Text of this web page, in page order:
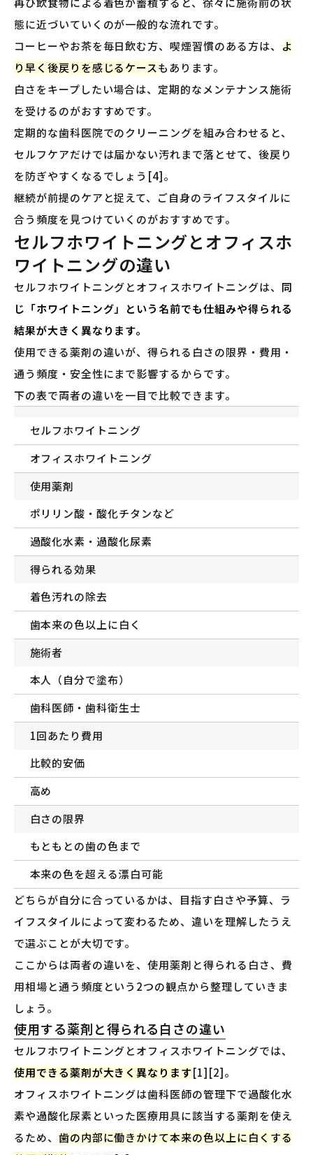
態に近づいていくのが一般的な流れです。
コーヒーやお茶を毎日飲む方、喫煙習慣のある方は、
よ
り早く後戻りを感じるケースもあります。
白さをキープしたい場合は、定期的なメンテナンス施術
を受けるのがおすすめです。
定期的な歯科医院でのクリーニングを組み合わせると、
セルフケアだけでは届かない汚れまで落とせて、後戻り
を防ぎやすくなるでしょう[4]。
継続が前提のケアと捉えて、ご自身のライフスタイルに
合う頻度を見つけていくのがおすすめです。
セルフホワイトニングとオフィスホ
ワイトニングの違い
セルフホワイトニングとオフィスホワイトニングは、 同
じ「ホワイトニング」という名前でも仕組みや得られる
結果が大きく異なります。
使用できる薬剤の違いが、得られる白さの限界・費用・
通う頻度・安全性にまで影響するからです。
下の表で両者の違いを一目で比較できます。
セルフホワイトニング
オフィスホワイトニング
使用薬剤
ポリリン酸・酸化チタンなど
過酸化水素・過酸化尿素
得られる効果
着色汚れの除去
歯本来の色以上に白く
施術者
本人（自分で塗布）
歯科医師・歯科衛生士
1回あたり費用
比較的安価
高め
白さの限界
もともとの歯の色まで
本来の色を超える漂白可能
どちらが自分に合っているかは、目指す白さや予算、ラ
イフスタイルによって変わるため、違いを理解したうえ
で選ぶことが大切です。
ここからは両者の違いを、使用薬剤と得られる白さ、費
用相場と通う頻度という2つの観点から整理していきま
しょう。
使用する薬剤と得られる白さの違い
セルフホワイトニングとオフィスホワイトニングでは、
使用できる薬剤が大きく異なります[1][2]。
オフィスホワイトニングは歯科医師の管理下で過酸化水
素や過酸化尿素といった医療用具に該当する薬剤を使え
るため、 歯の内部に働きかけて本来の色以上に白くする